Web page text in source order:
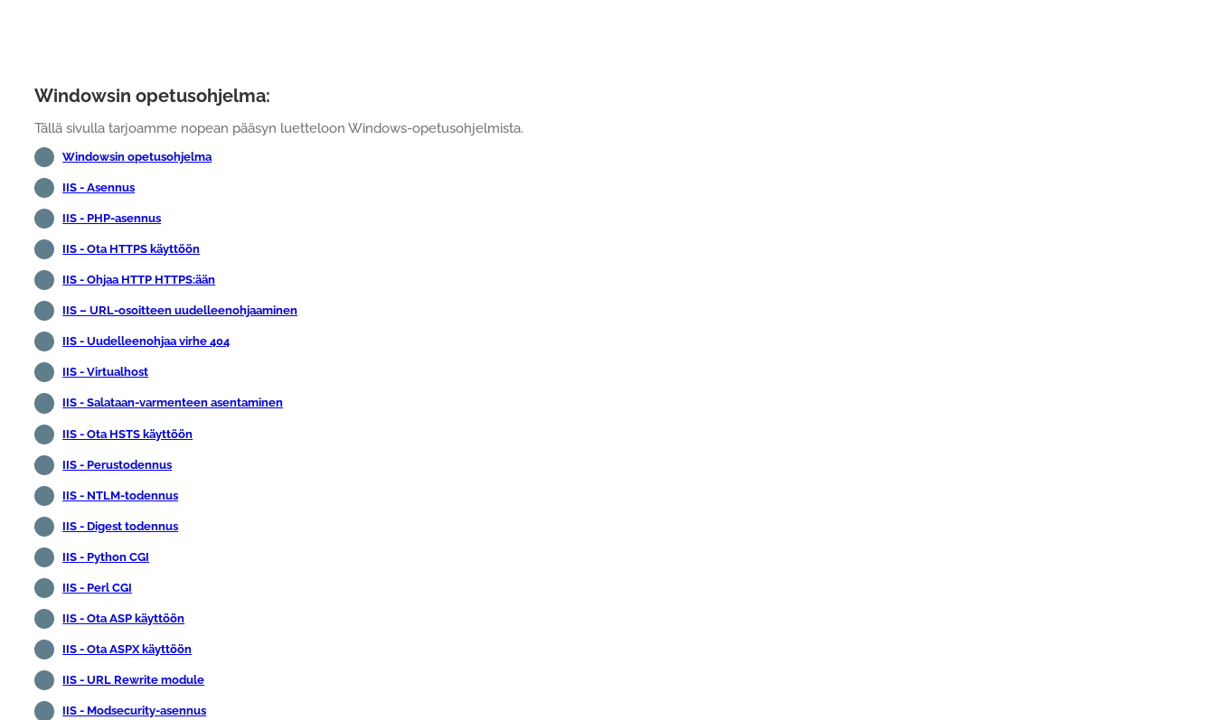
Windowsin opetusohjelma:
Tällä sivulla tarjoamme nopean pääsyn luetteloon Windows-opetusohjelmista.
Windowsin opetusohjelma
IIS - Asennus
IIS - PHP-asennus
IIS - Ota HTTPS käyttöön
IIS - Ohjaa HTTP HTTPS:ään
IIS – URL-osoitteen uudelleenohjaaminen
IIS - Uudelleenohjaa virhe 404
IIS - Virtualhost
IIS - Salataan-varmenteen asentaminen
IIS - Ota HSTS käyttöön
IIS - Perustodennus
IIS - NTLM-todennus
IIS - Digest todennus
IIS - Python CGI
IIS - Perl CGI
IIS - Ota ASP käyttöön
IIS - Ota ASPX käyttöön
IIS - URL Rewrite module
IIS - Modsecurity-asennus